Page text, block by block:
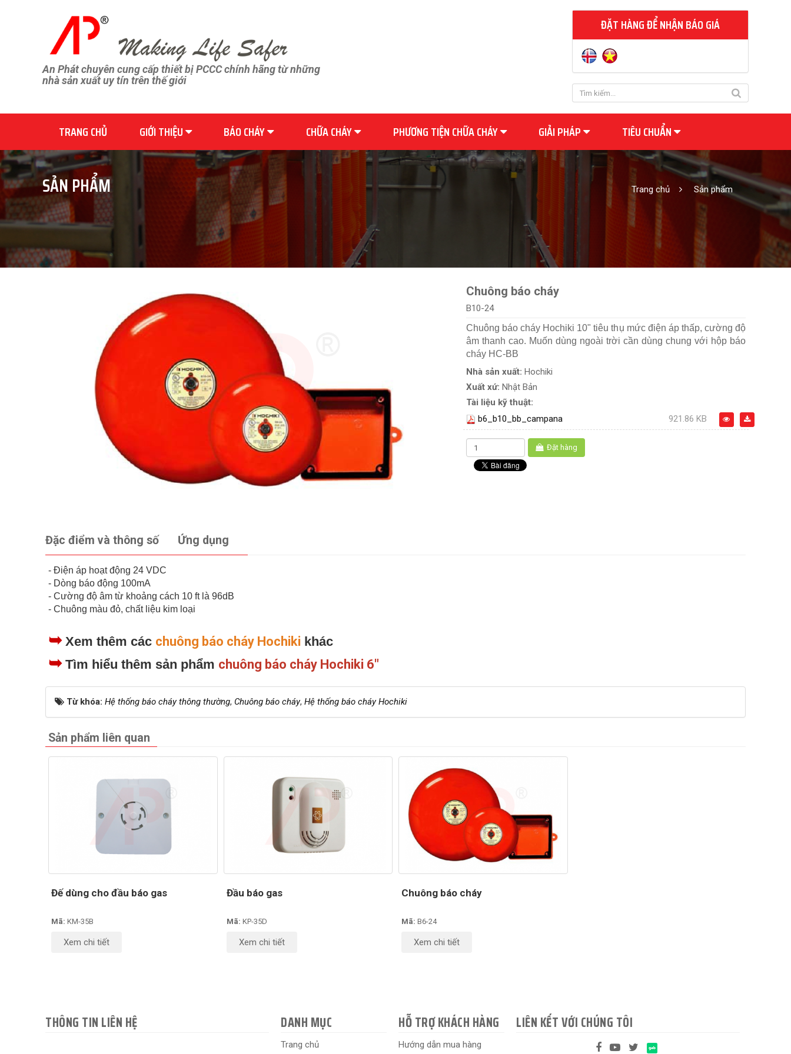
An Phát chuyên cung cấp thiết bị PCCC chính hãng từ những
nhà sản xuất uy tín trên thế giới
ĐẶT HÀNG ĐỂ NHẬN BÁO GIÁ
TRANG CHỦ GIỚI THIỆU BÁO CHÁY CHỮA CHÁY PHƯƠNG TIỆN CHỮA CHÁY GIẢI PHÁP TIÊU CHUẨN
SẢN PHẨM Trang chủ Sản phẩm
Chuông báo cháy
B10-24
Chuông báo cháy Hochiki 10" tiêu thụ mức điện áp thấp, cường độ
âm thanh cao. Muốn dùng ngoài trời cần dùng chung với hộp báo
cháy HC-BB
Nhà sản xuất: Hochiki
Xuất xứ: Nhật Bản
Tài liệu kỹ thuật:
b6_b10_bb_campana
921.86 KB
Đặt hàng
Đặc điểm và thông số Ứng dụng
- Điện áp hoạt động 24 VDC
- Dòng báo động 100mA
- Cường độ âm từ khoảng cách 10 ft là 96dB
- Chuông màu đỏ, chất liệu kim loại
➥Xem thêm các chuông báo cháy Hochiki khác
➥Tìm hiểu thêm sản phẩm chuông báo cháy Hochiki 6"
Từ khóa: Hệ thống báo cháy thông thường, Chuông báo cháy, Hệ thống báo cháy Hochiki
Sản phẩm liên quan
Đế dùng cho đầu báo gas
Mã: KM-35B
Xem chi tiết
Đầu báo gas
Mã: KP-35D
Xem chi tiết
Chuông báo cháy
Mã: B6-24
Xem chi tiết
THÔNG TIN LIÊN HỆ DANH MỤC
Trang chủ
HỖ TRỢ KHÁCH HÀNG
Hướng dẫn mua hàng
LIÊN KẾT VỚI CHÚNG TÔI